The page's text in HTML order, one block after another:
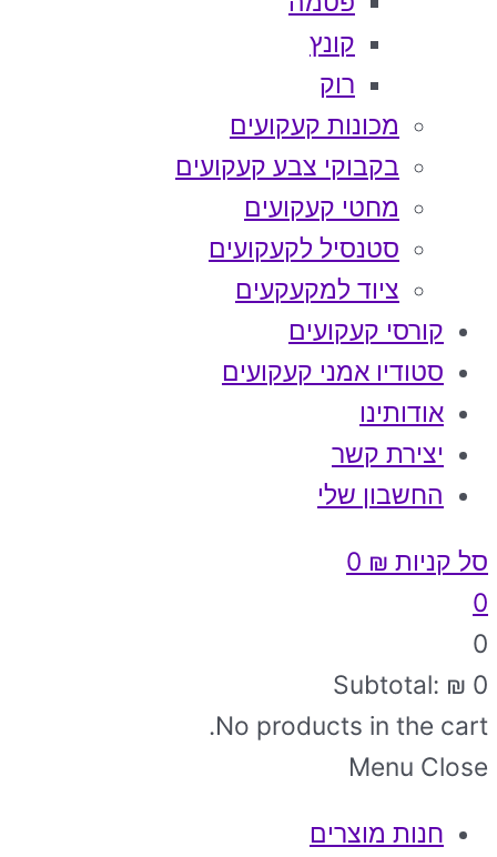
קונץ
רוק
מכונות קעקועים
בקבוקי צבע קעקועים
מחטי קעקועים
סטנסיל לקעקועים
ציוד למקעקעים
קורסי קעקועים
סטודיו אמני קעקועים
אודותינו
יצירת קשר
החשבון שלי
סל קניות ₪
0
0
Subtotal: ₪ 0
No products in the cart.
Menu Close
חנות מוצרים